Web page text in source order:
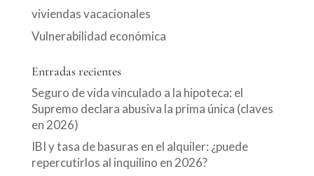
viviendas vacacionales
Vulnerabilidad económica
Entradas recientes
Seguro de vida vinculado a la hipoteca: el
Supremo declara abusiva la prima única (claves
en 2026)
IBI y tasa de basuras en el alquiler: ¿puede
repercutirlos al inquilino en 2026?